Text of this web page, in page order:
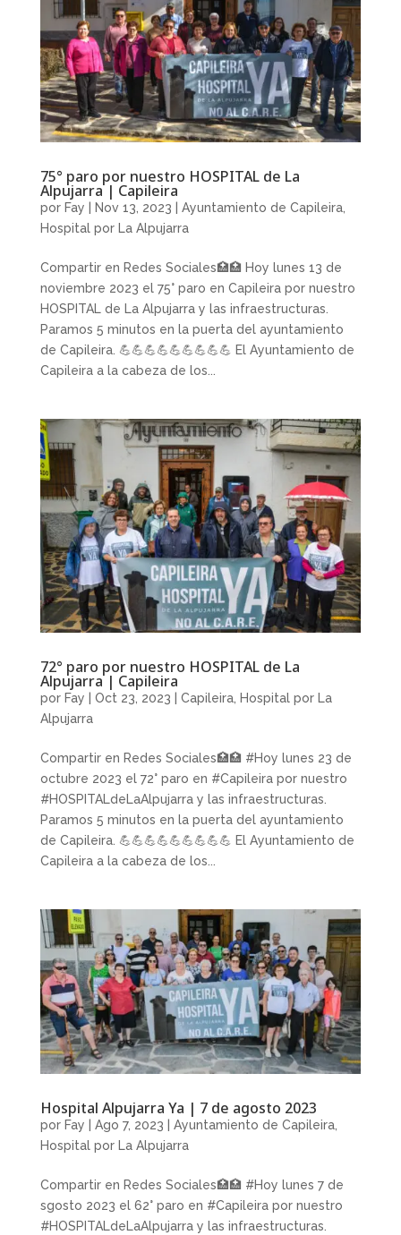
75° paro por nuestro HOSPITAL de La
Alpujarra | Capileira
por Fay Nov 13, 2023 Ayuntamiento de Capileira,
Hospital por La Alpujarra
Compartir en Redes Sociales🏥🏥 Hoy lunes 13 de
noviembre 2023 el 75° paro en Capileira por nuestro
HOSPITAL de La Alpujarra y las infraestructuras.
Paramos 5 minutos en la puerta del ayuntamiento
de Capileira. 💪💪💪💪💪💪💪💪💪 El Ayuntamiento de
Capileira a la cabeza de los...
72° paro por nuestro HOSPITAL de La
Alpujarra | Capileira
por Fay Oct 23, 2023 Capileira, Hospital por La
Alpujarra
Compartir en Redes Sociales🏥🏥 #Hoy lunes 23 de
octubre 2023 el 72° paro en #Capileira por nuestro
#HOSPITALdeLaAlpujarra y las infraestructuras.
Paramos 5 minutos en la puerta del ayuntamiento
de Capileira. 💪💪💪💪💪💪💪💪💪 El Ayuntamiento de
Capileira a la cabeza de los...
Hospital Alpujarra Ya | 7 de agosto 2023
por Fay Ago 7, 2023 Ayuntamiento de Capileira,
Hospital por La Alpujarra
Compartir en Redes Sociales🏥🏥 #Hoy lunes 7 de
sgosto 2023 el 62° paro en #Capileira por nuestro
#HOSPITALdeLaAlpujarra y las infraestructuras.